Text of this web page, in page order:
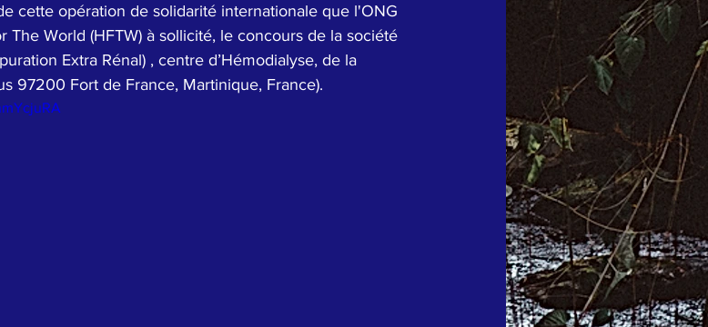
cette opération de solidarité internationale que l'ONG
The World (HFTW) à sollicité, le concours de la société
Extra Rénal) , centre d’Hémodialyse, de la
97200 Fort de France, Martinique, France).